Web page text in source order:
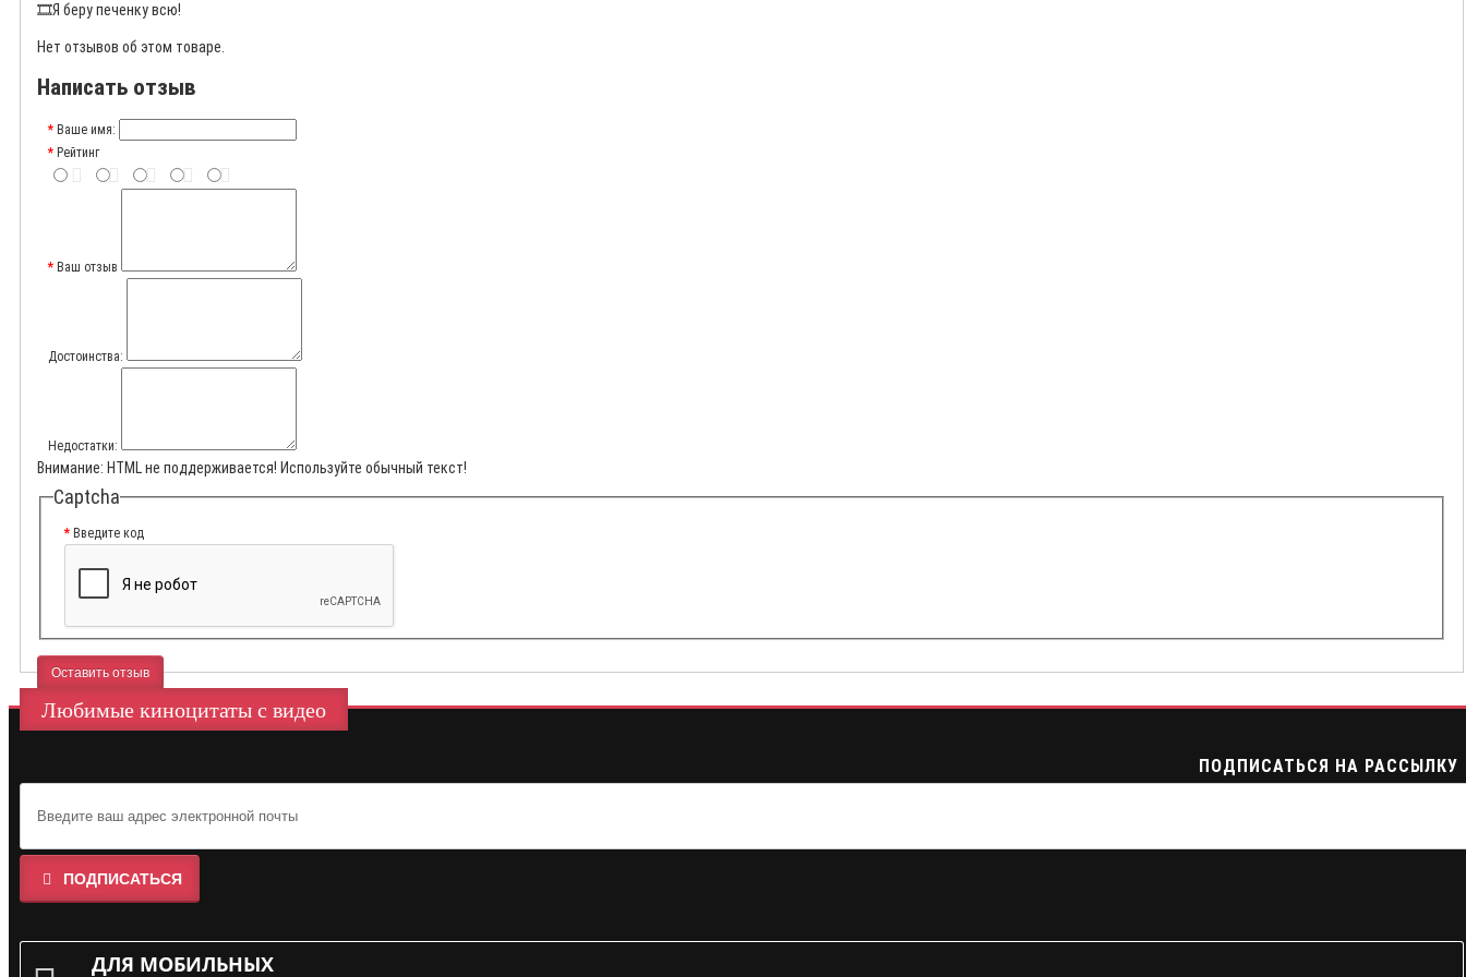
🎞️Я беру печенку всю!
Нет отзывов об этом товаре.
Написать отзыв
Ваше имя:
Рейтинг
Ваш отзыв
Достоинства:
Недостатки:
Внимание: HTML не поддерживается! Используйте обычный текст!
Captcha
Введите код
Оставить отзыв
Любимые киноцитаты с видео
ПОДПИСАТЬСЯ НА РАССЫЛКУ
ПОДПИСАТЬСЯ
ДЛЯ МОБИЛЬНЫХ